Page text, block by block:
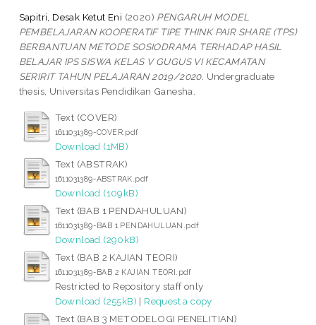
Sapitri, Desak Ketut Eni (2020) PENGARUH MODEL
PEMBELAJARAN KOOPERATIF TIPE THINK PAIR SHARE (TPS)
BERBANTUAN METODE SOSIODRAMA TERHADAP HASIL
BELAJAR IPS SISWA KELAS V GUGUS VI KECAMATAN
SERIRIT TAHUN PELAJARAN 2019/2020. Undergraduate
thesis, Universitas Pendidikan Ganesha.
Text (COVER)
1611031389-COVER.pdf
Download (1MB)
Text (ABSTRAK)
1611031389-ABSTRAK.pdf
Download (109kB)
Text (BAB 1 PENDAHULUAN)
1611031389-BAB 1 PENDAHULUAN.pdf
Download (290kB)
Text (BAB 2 KAJIAN TEORI)
1611031389-BAB 2 KAJIAN TEORI.pdf
Restricted to Repository staff only
Download (255kB) | Request a copy
Text (BAB 3 METODELOGI PENELITIAN)